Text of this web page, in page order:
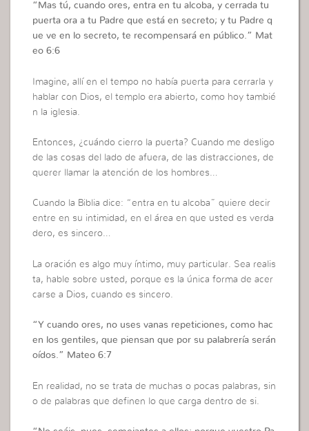
“ Mas tú, cuando ores, entra en tu alcoba, y cerrada tu
puerta ora a tu Padre que está en secreto; y tu Padre q
ue ve en lo secreto, te recompensará en público.” Mat
eo 6:6
Imagine, allí en el tempo no había puerta para cerrarla y
hablar con Dios, el templo era abierto, como hoy tambié
n la iglesia.
Entonces, ¿cuándo cierro la puerta? Cuando me desligo
de las cosas del lado de afuera, de las distracciones, de
querer llamar la atención de los hombres…
Cuando la Biblia dice: “entra en tu alcoba” quiere decir
entre en su intimidad, en el área en que usted es verda
dero, es sincero…
La oración es algo muy íntimo, muy particular. Sea realis
ta, hable sobre usted, porque es la única forma de acer
carse a Dios, cuando es sincero.
“Y cuando ores, no uses vanas repeticiones, como hac
en los gentiles, que piensan que por su palabrería serán
oídos.” Mateo 6:7
En realidad, no se trata de muchas o pocas palabras, sin
o de palabras que definen lo que carga dentro de si.